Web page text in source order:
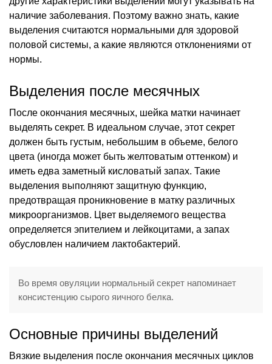
наличие заболевания. Поэтому важно знать, какие
выделения считаются нормальными для здоровой
половой системы, а какие являются отклонениями от
нормы.
Выделения после месячных
После окончания месячных, шейка матки начинает
выделять секрет. В идеальном случае, этот секрет
должен быть густым, небольшим в объеме, белого
цвета (иногда может быть желтоватым оттенком) и
иметь едва заметный кисловатый запах. Такие
выделения выполняют защитную функцию,
предотвращая проникновение в матку различных
микроорганизмов. Цвет выделяемого вещества
определяется эпителием и лейкоцитами, а запах
обусловлен наличием лактобактерий.
Во время овуляции нормальный секрет напоминает
консистенцию сырого яичного белка.
Основные причины выделений
Вязкие выделения после окончания месячных циклов